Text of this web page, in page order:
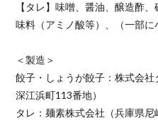
【タレ】味噌、醤油、醸造酢
味料（アミノ酸等）、（一部に
＜製造＞
餃子・しょうが餃子：株式会
深江浜町113番地）
タレ：麺素株式会社（兵庫県尼